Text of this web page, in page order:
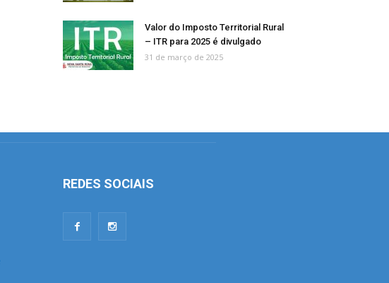
Valor do Imposto Territorial Rural
– ITR para 2025 é divulgado
31 de março de 2025
REDES SOCIAIS